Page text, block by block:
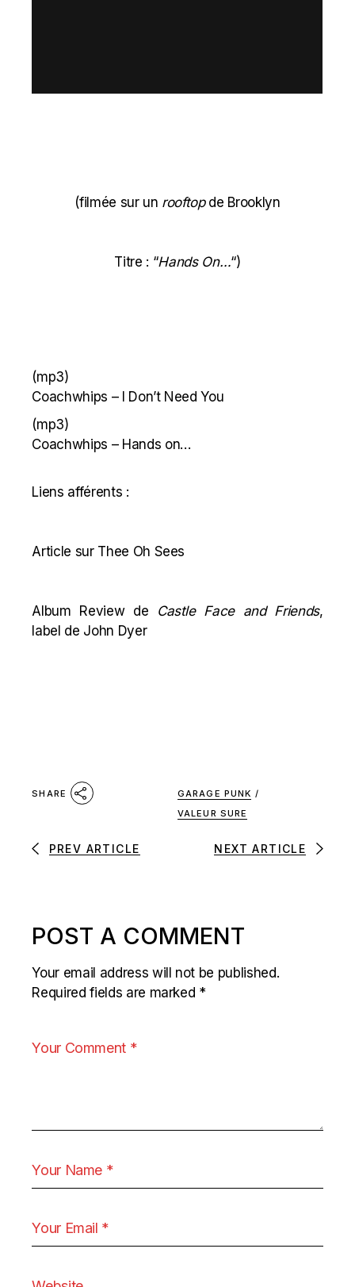
(filmée sur un rooftopde Brooklyn
Titre : “Hands On…“)
(mp3)
Coachwhips – I Don’t Need You
(mp3)
Coachwhips – Hands on…
Liens afférents :
Article sur Thee Oh Sees
Album Review de Castle Face and Friends,
label de John Dyer
SHARE GARAGE PUNK /
VALEUR SURE
PREV ARTICLE NEXT ARTICLE
POST A COMMENT
Your email address will not be published.
Required fields are marked *